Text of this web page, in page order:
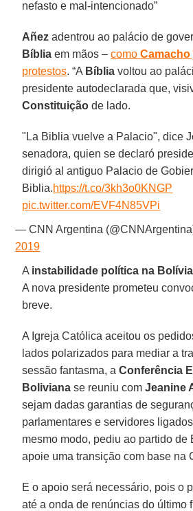
nefasto e mal-intencionado”
Añez adentrou ao palácio de
Bíblia em mãos –comoCamacho
protestos. “A Bíblia voltou ao
presidente autodeclarada que,
Constituição de lado.
"La Biblia vuelve a Palacio", dice
senadora, quien se declaró
dirigió al antiguo Palacio de
Biblia.https://t.co/3kh3o0KNGP
pic.twitter.com/EVF4N85VPi
— CNN Argentina
2019
A instabilidade política na Bolívia
A nova presidente prometeu
breve.
A Igreja Católica aceitou os
lados polarizados para mediar a
sessão fantasma, aConferência
Boliviana se reuniu comJeanine
sejam dadas garantias de
parlamentares e servidores
mesmo modo, pediu ao partido de
apoie uma transição com base na
E o apoio será necessário, pois o
até a onda de renúncias do último